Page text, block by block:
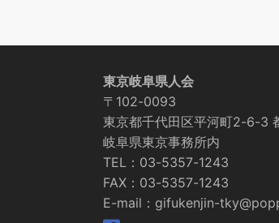
東京岐阜県人会
〒102-0093
東京都千代田区平河町2-6-3
岐阜県東京事務所内
TEL：03-5357-1243
FAX：03-5357-1243
E-mail：gifukenjin-